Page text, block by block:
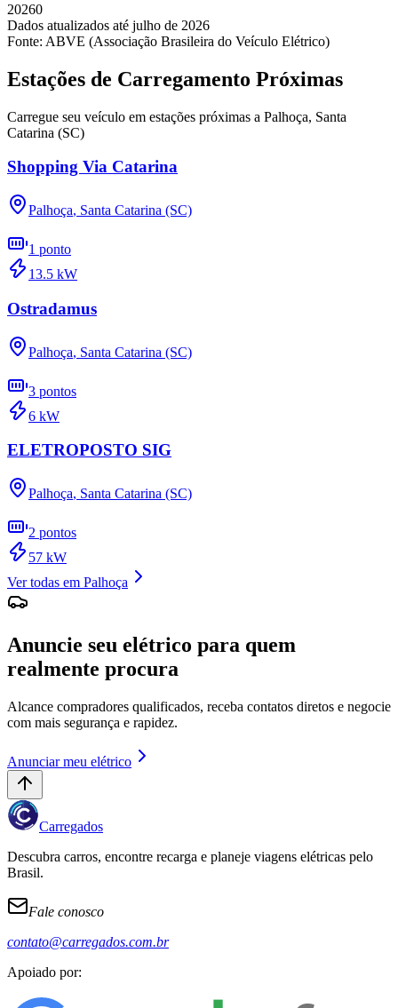
20260
Dados atualizados até julho de 2026
Fonte: ABVE (Associação Brasileira do Veículo Elétrico)
Estações de Carregamento Próximas
Carregue seu veículo em estações próximas a Palhoça, Santa
Catarina (SC)
Shopping Via Catarina
Palhoça, Santa Catarina (SC)
1 ponto
13.5 kW
Ostradamus
Palhoça, Santa Catarina (SC)
3 pontos
6 kW
ELETROPOSTO SIG
Palhoça, Santa Catarina (SC)
2 pontos
57 kW
Ver todas em Palhoça
Anuncie seu elétrico para quem
realmente procura
Alcance compradores qualificados, receba contatos diretos e negocie
com mais segurança e rapidez.
Anunciar meu elétrico
Carregados
Descubra carros, encontre recarga e planeje viagens elétricas pelo
Brasil.
Fale conosco
contato@carregados.com.br
Apoiado por: